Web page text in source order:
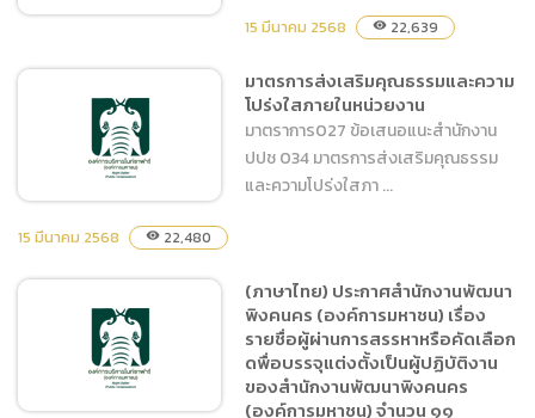
พัฒนาพิงคนคร (องค์การ
อัตรา
การเปิดโอกาสให้เกิดการมี
15 มีนาคม 2568 visibility 22,639
มาตรการส่งเสริมคุณธรรม
และความโปร่งใสภายในหน่วย
มาตรการส่งเสริมคุณธรรมและความ
โปร่งใสภายในหน่วยงาน
มาตราการ027 ข้อเสนอแนะสำนักงาน
ปปช 034 มาตรการส่งเสริมคุณธรรม
และความโปร่งใสภา ...
15 มีนาคม 2568 visibility 22,480
(ภาษาไทย) ประกาศสำนักงานพัฒนา
พิงคนคร (องค์การมหาชน) เรื่อง
รายชื่อผู้ผ่านการสรรหาหรือคัดเลือก
ดพื่อบรรจุแต่งตั้งเป็นผู้ปฏิบัติงาน
ของสำนักงานพัฒนาพิงคนคร
(องค์การมหาชน) จำนวน ๑๑